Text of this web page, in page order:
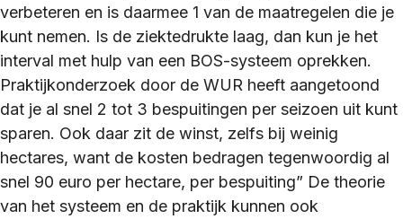
verbeteren en is daarmee 1 van de maatregelen die je
kunt nemen. Is de ziektedrukte laag, dan kun je het
interval met hulp van een BOS-systeem oprekken.
Praktijkonderzoek door de WUR heeft aangetoond
dat je al snel 2 tot 3 bespuitingen per seizoen uit kunt
sparen. Ook daar zit de winst, zelfs bij weinig
hectares, want de kosten bedragen tegenwoordig al
snel 90 euro per hectare, per bespuiting” De theorie
van het systeem en de praktijk kunnen ook